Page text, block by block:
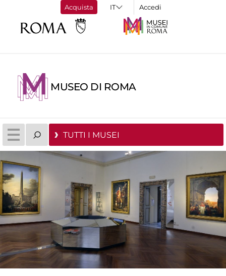
Acquista Accedi
MUSEO DI ROMA
TUTTI I MUSEI